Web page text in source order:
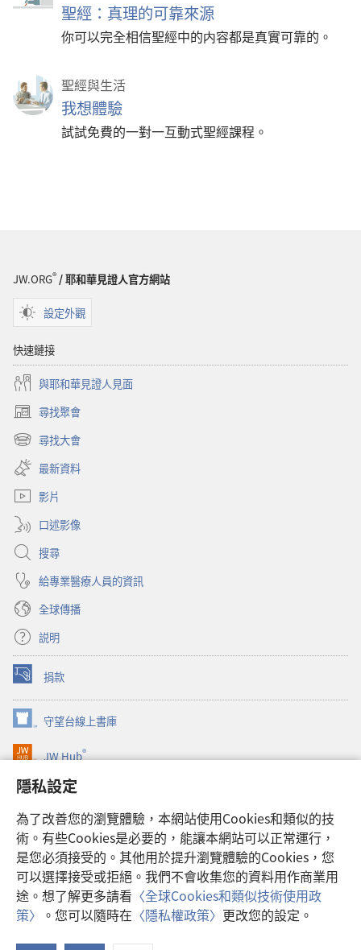
隱私設定
為了改善您的瀏覽體驗，本網站使用Cookies和類似的技
術。有些Cookies是必要的，能讓本網站可以正常運行，
是您必須接受的。其他用於提升瀏覽體驗的Cookies，您
可以選擇接受或拒絕。我們不會收集您的資料用作商業用
途。想了解更多請看 〈全球Cookies和類似技術使用政
策〉 。您可以隨時在 〈隱私權政策〉 更改您的設定。
聖經：真理的可靠來源
你可以完全相信聖經中的内容都是真實可靠的。
聖經與生活
我想體驗
試試免費的一對一互動式聖經課程。
JW.ORG®/ 耶和華見證人官方網站
設定外觀
快速鏈接
與耶和華見證人見面
尋找聚會
（開
啟
新
視
窗）
尋找大會
（開
啟
新
視
最新資料
影片
口述影像
搜尋
給專業醫療人員的資訊
全球傳播
説明
捐款
（開
啟
新
視
窗）
守望台線上書庫
（開
啟
新
窗）
JW Hub®
（開
啟
新
視
窗）
JW Library®
Watchtower Library
Copyright© 2026 Watch Tower Bible and Tract Society of Pennsylvania.
使用條款 |隱私權政策| 隱私設定